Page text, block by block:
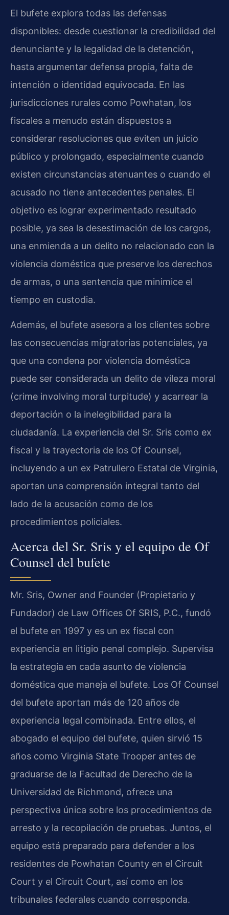
El bufete explora todas las defensas
disponibles: desde cuestionar la credibilidad del
denunciante y la legalidad de la detención,
hasta argumentar defensa propia, falta de
intención o identidad equivocada. En las
jurisdicciones rurales como Powhatan, los
fiscales a menudo están dispuestos a
considerar resoluciones que eviten un juicio
público y prolongado, especialmente cuando
existen circunstancias atenuantes o cuando el
acusado no tiene antecedentes penales. El
objetivo es lograr experimentado resultado
posible, ya sea la desestimación de los cargos,
una enmienda a un delito no relacionado con la
violencia doméstica que preserve los derechos
de armas, o una sentencia que minimice el
tiempo en custodia.
Además, el bufete asesora a los clientes sobre
las consecuencias migratorias potenciales, ya
que una condena por violencia doméstica
puede ser considerada un delito de vileza moral
(crime involving moral turpitude) y acarrear la
deportación o la inelegibilidad para la
ciudadanía. La experiencia del Sr. Sris como ex
fiscal y la trayectoria de los Of Counsel,
incluyendo a un ex Patrullero Estatal de Virginia,
aportan una comprensión integral tanto del
lado de la acusación como de los
procedimientos policiales.
Acerca del Sr. Sris y el equipo de Of
Counsel del bufete
Mr. Sris, Owner and Founder (Propietario y
Fundador) de Law Offices Of SRIS, P.C., fundó
el bufete en 1997 y es un ex fiscal con
experiencia en litigio penal complejo. Supervisa
la estrategia en cada asunto de violencia
doméstica que maneja el bufete. Los Of Counsel
del bufete aportan más de 120 años de
experiencia legal combinada. Entre ellos, el
abogado el equipo del bufete, quien sirvió 15
años como Virginia State Trooper antes de
graduarse de la Facultad de Derecho de la
Universidad de Richmond, ofrece una
perspectiva única sobre los procedimientos de
arresto y la recopilación de pruebas. Juntos, el
equipo está preparado para defender a los
residentes de Powhatan County en el Circuit
Court y el Circuit Court, así como en los
tribunales federales cuando corresponda.